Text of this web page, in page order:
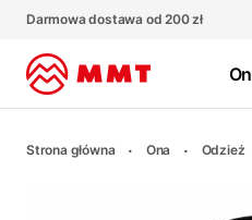
Darmowa dostawa od 200 zł
On
Strona główna Ona Odzież